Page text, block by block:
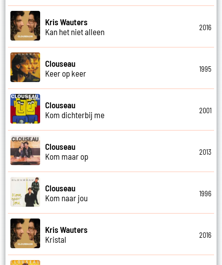
Kris Wauters
Kan het niet alleen
2016
Clouseau
Keer op keer
1995
Clouseau
Kom dichterbij me
2001
Clouseau
Kom maar op
2013
Clouseau
Kom naar jou
1996
Kris Wauters
Kristal
2016